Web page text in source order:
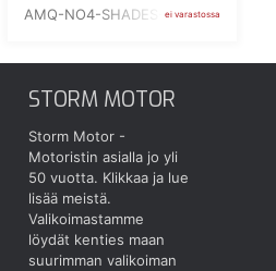
AMQ-NO4-SHADES-1ei varastossa
STORM MOTOR
Storm Motor -
Motoristin asialla jo yli
50 vuotta. Klikkaa ja lue
lisää meistä.
Valikoimastamme
löydät kenties maan
suurimman valikoiman